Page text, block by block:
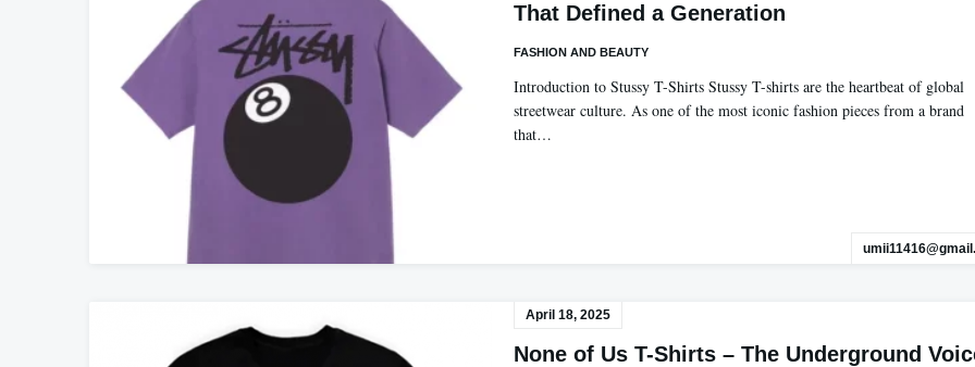
That Defined a Generation
FASHION AND BEAUTY
Introduction to Stussy T-Shirts Stussy T-shirts are the heartbeat of global
streetwear culture. As one of the most iconic fashion pieces from a brand
that…
April 18, 2025
None of Us T-Shirts – The Underground